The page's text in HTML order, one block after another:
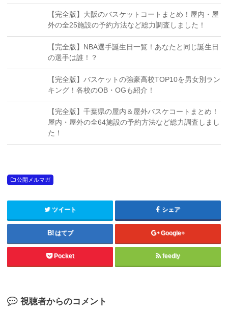
【完全版】大阪のバスケットコートまとめ！屋内・屋
外の全25施設の予約方法など総力調査しました！
【完全版】NBA選手誕生日一覧！あなたと同じ誕生日
の選手は誰！？
【完全版】バスケットの強豪高校TOP10を男女別ラン
キング！各校のOB・OGも紹介！
【完全版】千葉県の屋内＆屋外バスケコートまとめ！
屋内・屋外の全64施設の予約方法など総力調査しまし
た！
公開メルマガ
ツイート シェア
はてブ Google+
Pocket feedly
視聴者からのコメント